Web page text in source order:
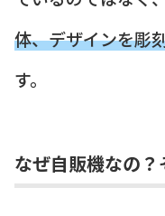
体、デザインを彫
す。
なぜ自販機なの